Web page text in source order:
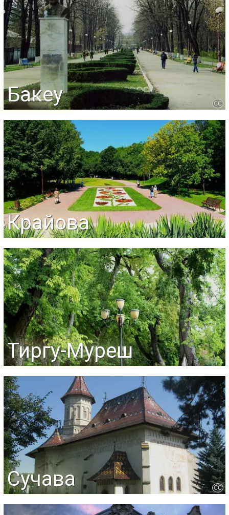
Бакеу CC
Крайова
Тиргу-Муреш
Сучава CC